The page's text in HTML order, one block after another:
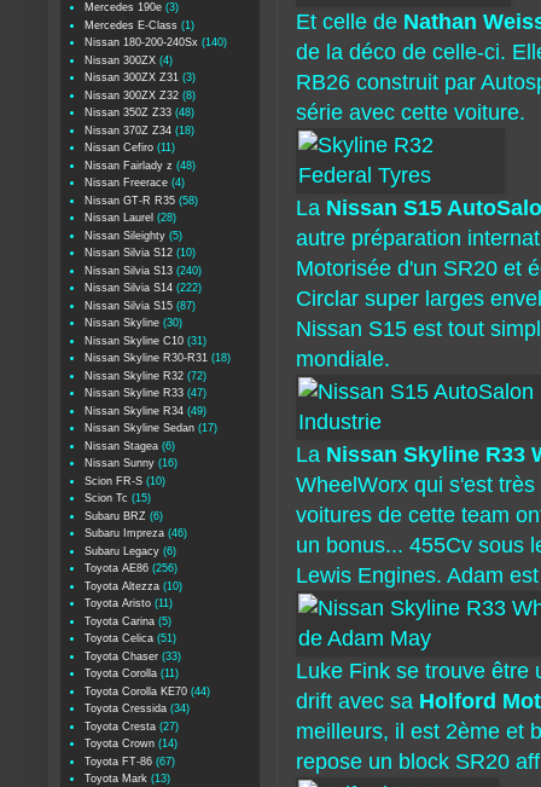
Et celle de Nathan
de la déco de celle-ci.
RB26 construit par
série avec cette voiture.
La Nissan S15
autre préparation
Motorisée d'un SR20 et
Circlar super larges
Nissan S15 est tout
mondiale.
La Nissan Skyline R33
WheelWorx qui s'est
voitures de cette team
un bonus... 455Cv sous
Lewis Engines. Adam
Luke Fink se trouve être
drift avec sa Holford
meilleurs, il est 2ème et
repose un block SR20
Mercedes 190e (3)
Mercedes E-Class (1)
Nissan 180-200-240Sx (140)
Nissan 300ZX (4)
Nissan 300ZX Z31 (3)
Nissan 300ZX Z32 (8)
Nissan 350Z Z33 (48)
Nissan 370Z Z34 (18)
Nissan Cefiro (11)
Nissan Fairlady z (48)
Nissan Freerace (4)
Nissan GT-R R35 (58)
Nissan Laurel (28)
Nissan Sileighty (5)
Nissan Silvia S12 (10)
Nissan Silvia S13 (240)
Nissan Silvia S14 (222)
Nissan Silvia S15 (87)
Nissan Skyline (30)
Nissan Skyline C10 (31)
Nissan Skyline R30-R31 (18)
Nissan Skyline R32 (72)
Nissan Skyline R33 (47)
Nissan Skyline R34 (49)
Nissan Skyline Sedan (17)
Nissan Stagea (6)
Nissan Sunny (16)
Scion FR-S (10)
Scion Tc (15)
Subaru BRZ (6)
Subaru Impreza (46)
Subaru Legacy (6)
Toyota AE86 (256)
Toyota Altezza (10)
Toyota Aristo (11)
Toyota Carina (5)
Toyota Celica (51)
Toyota Chaser (33)
Toyota Corolla (11)
Toyota Corolla KE70 (44)
Toyota Cressida (34)
Toyota Cresta (27)
Toyota Crown (14)
Toyota FT-86 (67)
Toyota Mark (13)